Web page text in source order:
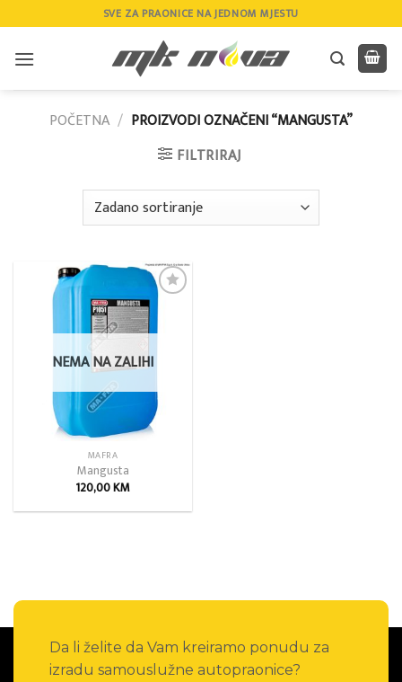
to
content
SVE ZA PRAONICE NA JEDNOM MJESTU
POČETNA / PROIZVODI OZNAČENI “MANGUSTA”
FILTRIRAJ
Add to
wishlist
NEMA NA ZALIHI
MAFRA
Mangusta
120,00KM
Da li želite da Vam kreiramo ponudu za
izradu samouslužne autopraonice?